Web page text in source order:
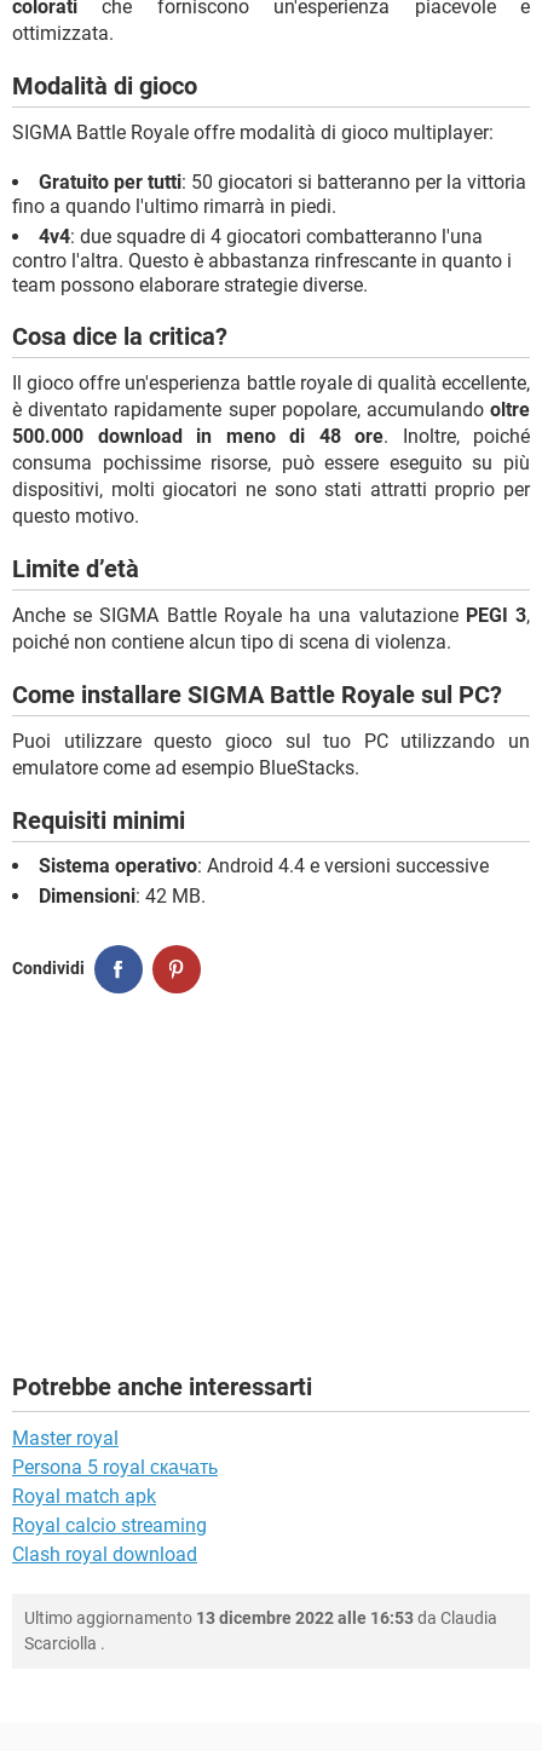
colorati che forniscono un'esperienza piacevole e
ottimizzata.
Modalità di gioco
SIGMA Battle Royale offre modalità di gioco multiplayer:
Gratuito per tutti: 50 giocatori si batteranno per la vittoria
fino a quando l'ultimo rimarrà in piedi.
4v4: due squadre di 4 giocatori combatteranno l'una
contro l'altra. Questo è abbastanza rinfrescante in quanto i
team possono elaborare strategie diverse.
Cosa dice la critica?
Il gioco offre un'esperienza battle royale di qualità eccellente,
è diventato rapidamente super popolare, accumulando oltre
500.000 download in meno di 48 ore. Inoltre, poiché
consuma pochissime risorse, può essere eseguito su più
dispositivi, molti giocatori ne sono stati attratti proprio per
questo motivo.
Limite d’età
Anche se SIGMA Battle Royale ha una valutazione PEGI 3,
poiché non contiene alcun tipo di scena di violenza.
Come installare SIGMA Battle Royale sul PC?
Puoi utilizzare questo gioco sul tuo PC utilizzando un
emulatore come ad esempio BlueStacks.
Requisiti minimi
Sistema operativo: Android 4.4 e versioni successive
Dimensioni: 42 MB.
Condividi
Potrebbe anche interessarti
Master royal
Persona 5 royal скачать
Royal match apk
Royal calcio streaming
Clash royal download
Ultimo aggiornamento 13 dicembre 2022 alle 16:53da Claudia
Scarciolla .